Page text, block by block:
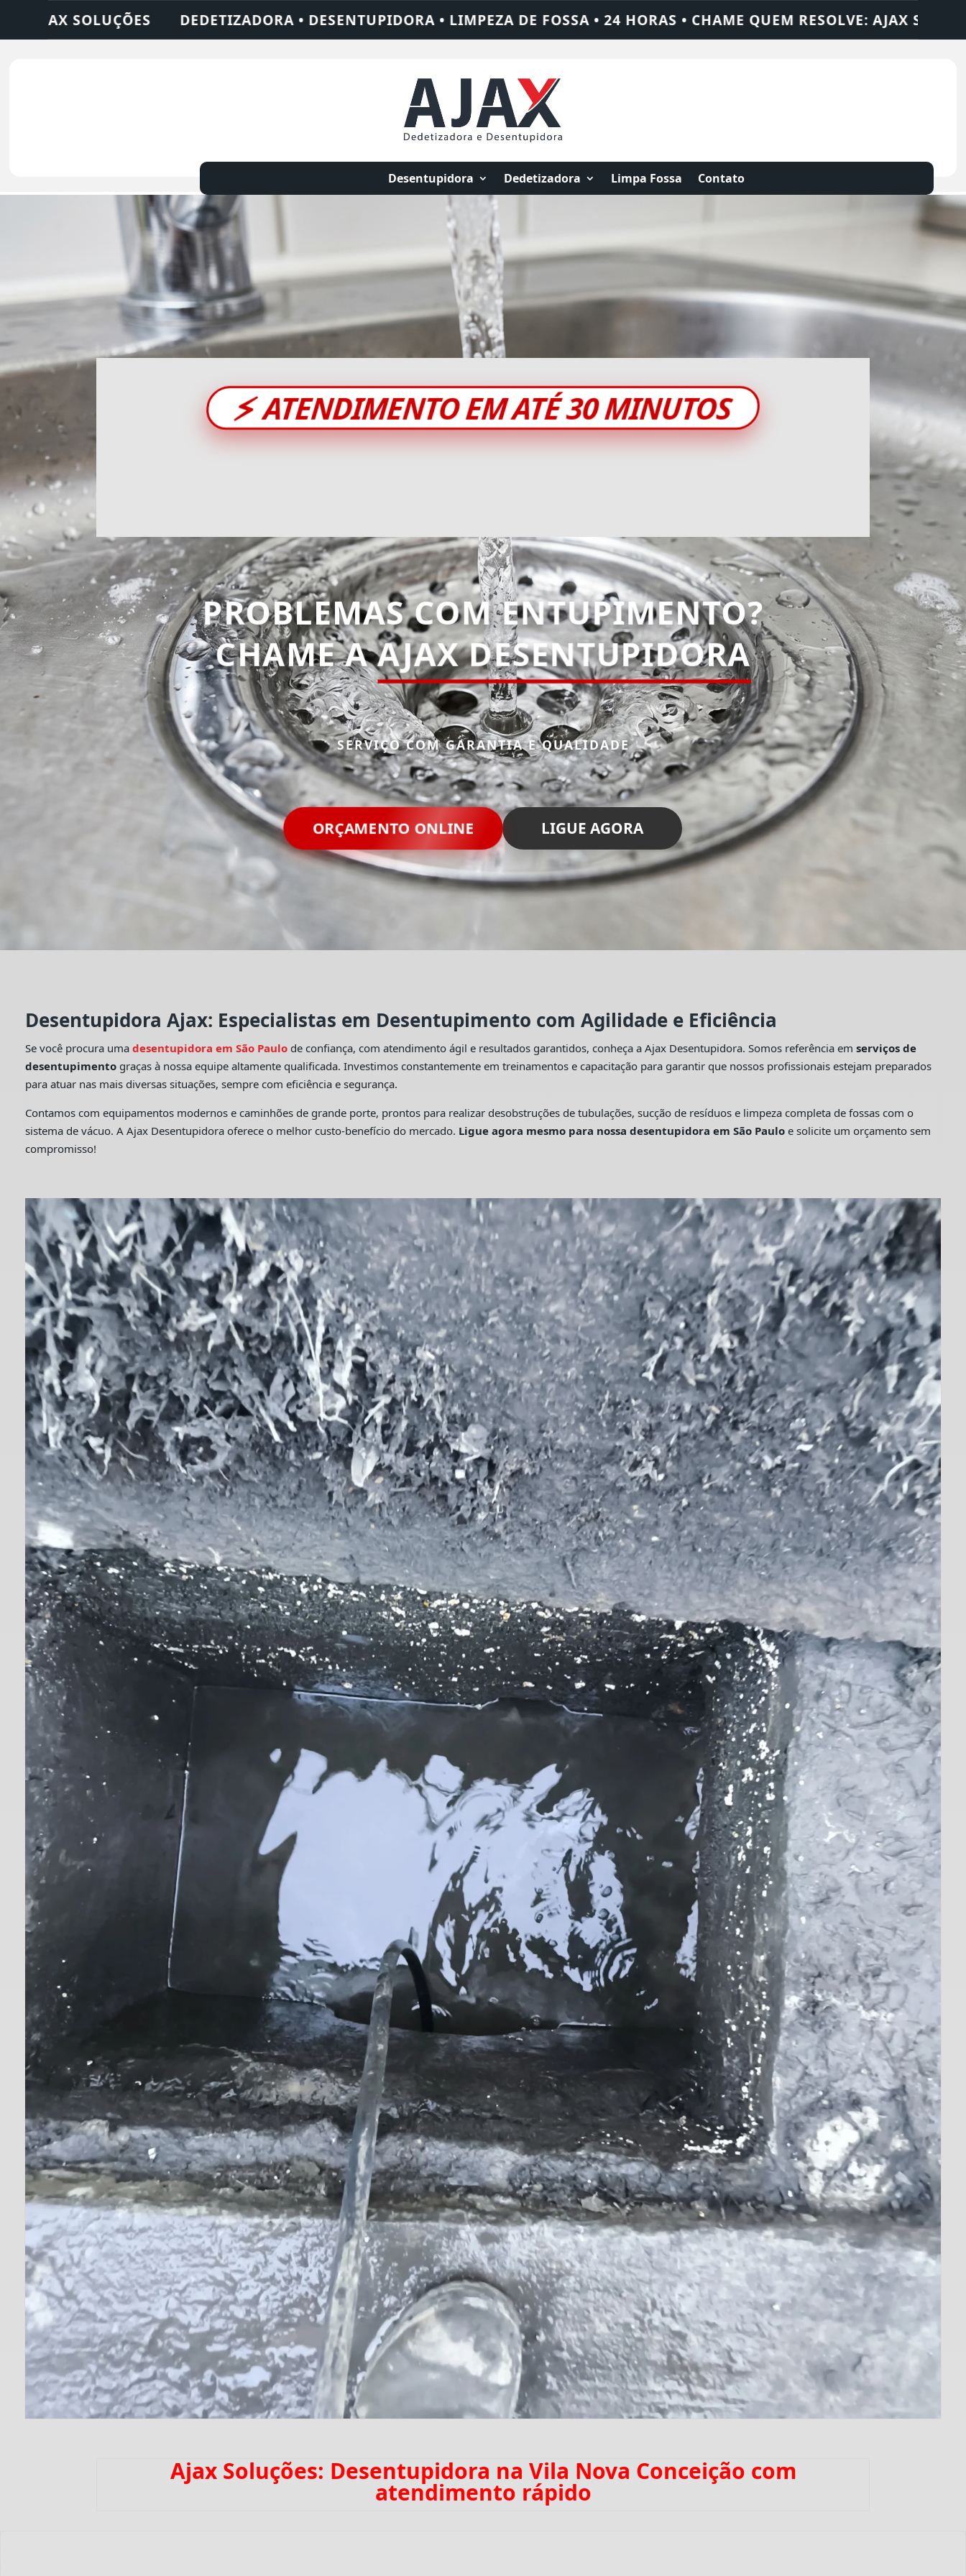
DESENTUPIDORA • LIMPEZA DE FOSSA • 24 HORAS • CHAME QUEM RESOLVE: AJAX SOLUÇÕES DEDETIZADORA •
Desentupidora Dedetizadora Limpa Fossa Contato
⚡ATENDIMENTO EM ATÉ 30 MINUTOS
PROBLEMAS COM ENTUPIMENTO?
CHAME AAJAX DESENTUPIDORA
SERVIÇO COM GARANTIA E QUALIDADE
ORÇAMENTO ONLINE LIGUE AGORA
Desentupidora Ajax: Especialistas em Desentupimento com Agilidade e Eficiência
Se você procura uma desentupidora em São Paulo de confiança, com atendimento ágil e resultados garantidos, conheça a Ajax Desentupidora. Somos referência em serviços de
desentupimentograças à nossa equipe altamente qualificada. Investimos constantemente em treinamentos e capacitação para garantir que nossos profissionais estejam preparados
para atuar nas mais diversas situações, sempre com eficiência e segurança.
Contamos com equipamentos modernos e caminhões de grande porte, prontos para realizar desobstruções de tubulações, sucção de resíduos e limpeza completa de fossas com o
sistema de vácuo. A Ajax Desentupidora oferece o melhor custo-benefício do mercado. Ligue agora mesmo para nossa desentupidora em São Pauloe solicite um orçamento sem
compromisso!
Ajax Soluções: Desentupidora na Vila Nova Conceição com
atendimento rápido